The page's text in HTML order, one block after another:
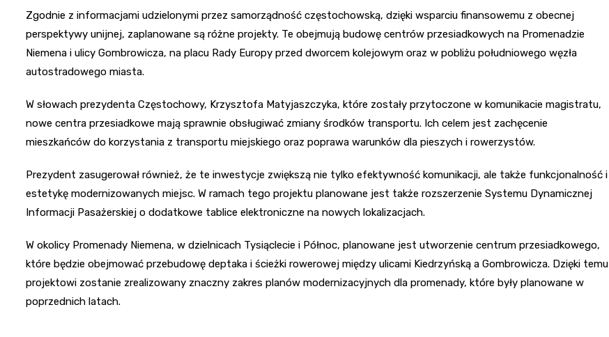
Zgodnie z informacjami udzielonymi przez samorządność częstochowską, dzięki wsparciu finansowemu z obecnej
perspektywy unijnej, zaplanowane są różne projekty. Te obejmują budowę centrów przesiadkowych na Promenadzie
Niemena i ulicy Gombrowicza, na placu Rady Europy przed dworcem kolejowym oraz w pobliżu południowego węzła
autostradowego miasta.
W słowach prezydenta Częstochowy, Krzysztofa Matyjaszczyka, które zostały przytoczone w komunikacie magistratu,
nowe centra przesiadkowe mają sprawnie obsługiwać zmiany środków transportu. Ich celem jest zachęcenie
mieszkańców do korzystania z transportu miejskiego oraz poprawa warunków dla pieszych i rowerzystów.
Prezydent zasugerował również, że te inwestycje zwiększą nie tylko efektywność komunikacji, ale także funkcjonalność i
estetykę modernizowanych miejsc. W ramach tego projektu planowane jest także rozszerzenie Systemu Dynamicznej
Informacji Pasażerskiej o dodatkowe tablice elektroniczne na nowych lokalizacjach.
W okolicy Promenady Niemena, w dzielnicach Tysiąclecie i Północ, planowane jest utworzenie centrum przesiadkowego,
które będzie obejmować przebudowę deptaka i ścieżki rowerowej między ulicami Kiedrzyńską a Gombrowicza. Dzięki temu
projektowi zostanie zrealizowany znaczny zakres planów modernizacyjnych dla promenady, które były planowane w
poprzednich latach.